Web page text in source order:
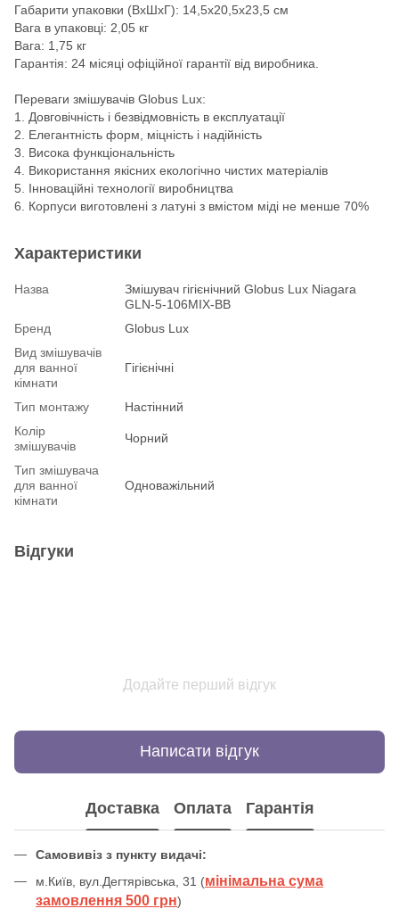
Габарити упаковки (ВхШхГ): 14,5х20,5х23,5 см
Вага в упаковці: 2,05 кг
Вага: 1,75 кг
Гарантія: 24 місяці офіційної гарантії від виробника.
Переваги змішувачів Globus Lux:
1. Довговічність і безвідмовність в експлуатації
2. Елегантність форм, міцність і надійність
3. Висока функціональність
4. Використання якісних екологічно чистих матеріалів
5. Інноваційні технології виробництва
6. Корпуси виготовлені з латуні з вмістом міді не менше 70%
Характеристики
Назва
Змішувач гігієнічний Globus Lux Niagara
GLN-5-106MIX-BB
Бренд
Globus Lux
Вид змішувачів
для ванної
кімнати
Гігієнічні
Тип монтажу
Настінний
Колір
змішувачів
Чорний
Тип змішувача
для ванної
кімнати
Одноважільний
Відгуки
Додайте перший відгук
Написати відгук
Доставка Оплата Гарантія
Самовивіз з пункту видачі:
м.Київ, вул.Дегтярівська, 31 (мінімальна сума
замовлення 500 грн)